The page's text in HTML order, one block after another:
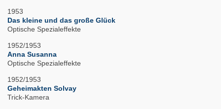
1953
Das kleine und das große Glück
Optische Spezialeffekte
1952/1953
Anna Susanna
Optische Spezialeffekte
1952/1953
Geheimakten Solvay
Trick-Kamera